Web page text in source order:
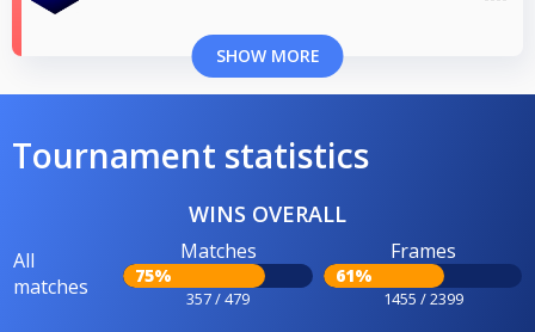
SHOW MORE
Tournament statistics
WINS OVERALL
All
matches
Matches
75%
357 / 479
Frames
61%
1455 / 2399